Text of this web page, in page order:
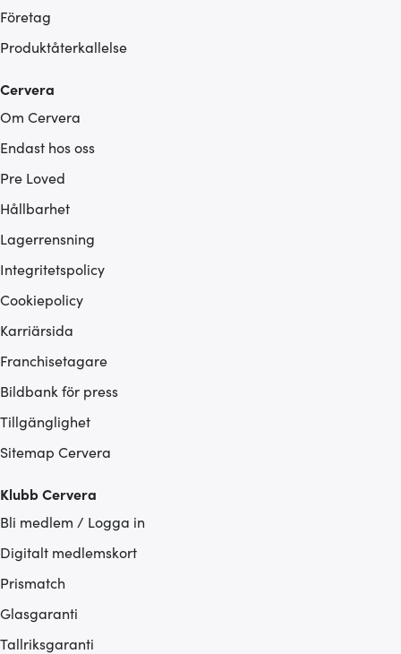
Företag
Produktåterkallelse
Cervera
Om Cervera
Endast hos oss
Pre Loved
Hållbarhet
Lagerrensning
Integritetspolicy
Cookiepolicy
Karriärsida
Franchisetagare
Bildbank för press
Tillgänglighet
Sitemap Cervera
Klubb Cervera
Bli medlem / Logga in
Digitalt medlemskort
Prismatch
Glasgaranti
Tallriksgaranti